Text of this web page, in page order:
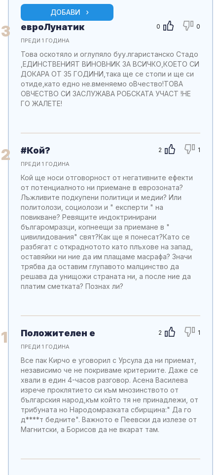
ДОБАВИ
3 0 0
евроЛунатик
ПРЕДИ 1 ГОДИНА
Това оскотяло и оглупяло буу.лгаристанско Стадо
,ЕДИНСТВЕНИЯТ ВИНОВНИК ЗА ВСИЧКО,КОЕТО СИ
ДОКАРА ОТ 35 ГОДИНИ,така ще се стопи и ще си
отиде,като едно не.вменяемо оВчество!ТОВА
ОВЧЕСТВО СИ ЗАСЛУЖАВА РОБСКАТА УЧАСТ !НЕ
ГО ЖАЛЕТЕ!
2 2 1
#Кой?
ПРЕДИ 1 ГОДИНА
Кой ще носи отговорност от негативните ефекти
от потенциалното ни приемане в еврозоната?
Лъжливите подкупени политици и медии? Или
политолози, социолози и " експерти " на
повикване? Ревящите индоктринирани
българомразци, копнеещи за приемане в "
цивилидования" свят?Как ще я понесат?Като се
разбягат с откраднотото като плъхове на запад,
оставяйки ни ние да им плащаме масрафа? Значи
трябва да оставим глупавото малцинство да
решава да унищожи страната ни, а после ние да
платим сметката? Познах ли?
1 2 1
Положителен е
ПРЕДИ 1 ГОДИНА
Все пак Кирчо е уговорил с Урсула да ни приемат,
независимо че не покриваме критериите. Даже се
хвали в един 4-часов разговор. Асена Василева
изрече проклятието си към мнозинството от
българския народ,към който тя не принадлежи, от
трибуната но Народомразката сбирщина:" Да го
д****т бедните". Важното е Пеевски да излезе от
Магнитски, а Борисов да не вкарат там.